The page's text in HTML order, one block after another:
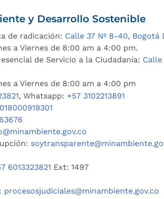
y Desarrollo Sostenible
de radicación: Calle 37 Nº 8-40, Bogotá
a Viernes de 8:00 am a 4:00 pm.
de Servicio a la Ciudadanía: Calle
a Viernes de 8:00 am a 4:00 pm
, Whatsapp: +57 3102213891
018000919301
6013323821 Ext: 1497
procesosjudiciales@minambiente.gov.co